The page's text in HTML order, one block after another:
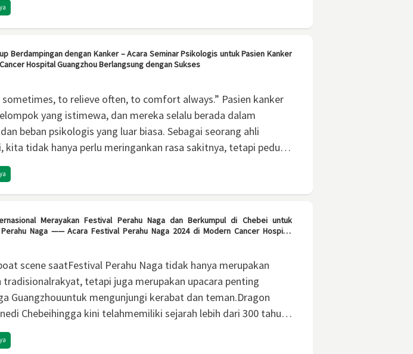
Berdampingan dengan Kanker – Acara Seminar Psikologis untuk Pasien Kanker
Hospital Guangzhou Berlangsung dengan Sukses
sometimes, to relieve often, to comfort always.” Pasien kanker
yang istimewa, dan mereka selalu berada dalam
beban psikologis yang luar biasa. Sebagai seorang ahli
kita tidak hanya perlu meringankan rasa sakitnya, tetapi peduli
juga sama pentingnya.
Merayakan Festival Perahu Naga dan Berkumpul di Chebei untuk
Naga —— Acara Festival Perahu Naga 2024 di Modern Cancer Hospital
scene saatFestival Perahu Naga tidak hanya merupakan
tradisionalrakyat, tetapi juga merupakan upacara penting
Guangzhouuntuk mengunjungi kerabat dan teman.Dragon
Chebeihingga kini telahmemiliki sejarah lebih dari 300 tahun
sebagaiDragon boat sceneterbesar di Guangzhou, kini
dalam daftar warisan budaya takbenda Provinsi